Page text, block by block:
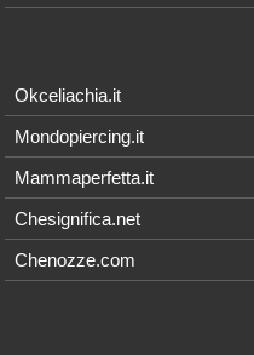
Okceliachia.it
Mondopiercing.it
Mammaperfetta.it
Chesignifica.net
Chenozze.com